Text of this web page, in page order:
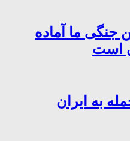
جنگی ما آماده
است
به ایران